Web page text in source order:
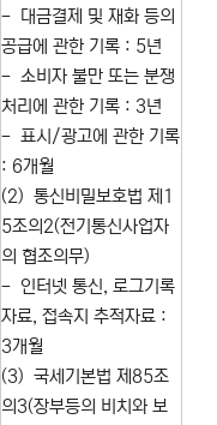
- 대금결제 및 재화 등의
공급에 관한 기록 : 5년
- 소비자 불만 또는 분쟁
처리에 관한 기록 : 3년
- 표시/광고에 관한 기록
: 6개월
(2) 통신비밀보호법 제1
5조의2(전기통신사업자
의 협조의무)
- 인터넷 통신, 로그기록
자료, 접속지 추적자료 :
3개월
(3) 국세기본법 제85조
의3(장부등의 비치와 보